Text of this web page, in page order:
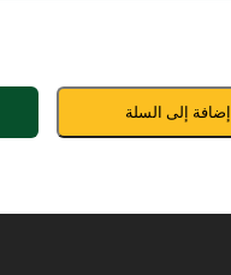
إضافة إلى السلة